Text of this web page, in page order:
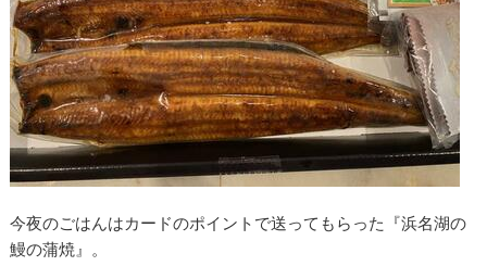
今夜のごはんはカードのポイントで送ってもらった『浜名湖の
鰻の蒲焼』。